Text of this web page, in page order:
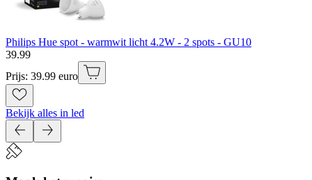
Philips Hue spot - warmwit licht 4.2W - 2 spots - GU10
39.99
Prijs: 39.99 euro
Bekijk alles in led